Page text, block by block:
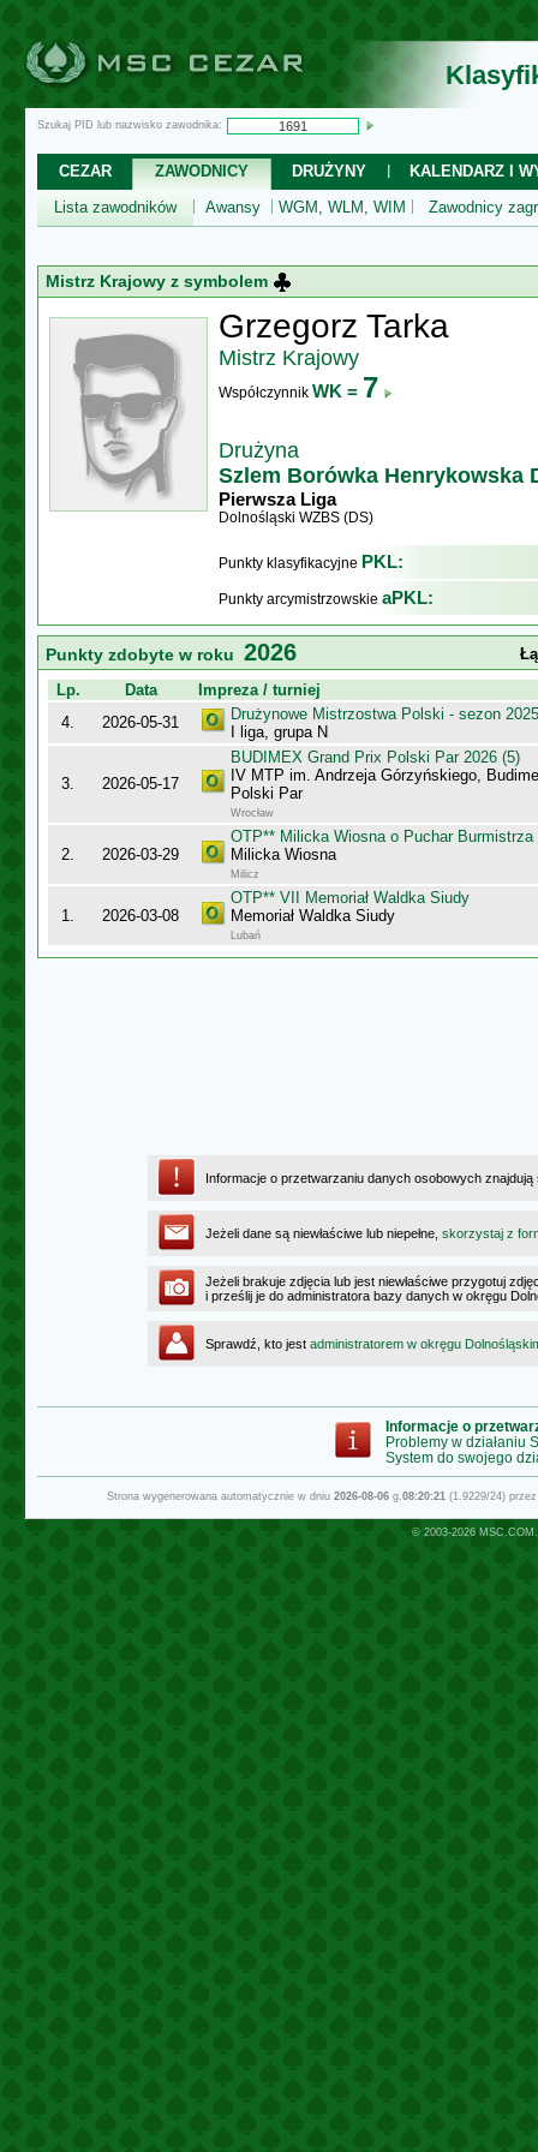
Szukaj PID lub nazwisko zawodnika:
CEZAR ZAWODNICY DRUŻYNY
KALENDARZ I
Lista zawodników
Awansy WGM, WLM, WIM Zawodnicy
Mistrz Krajowy z symbolem
Grzegorz Tarka
Mistrz Krajowy
Współczynnik WK = 7
Drużyna
Szlem Borówka Henrykowska
Pierwsza Liga
Dolnośląski WZBS (DS)
Punkty klasyfikacyjne PKL:
Punkty arcymistrzowskie aPKL:
Punkty zdobyte w roku 2026
Lp.
Data
Impreza / turniej
4.
2026-05-31
Drużynowe Mistrzostwa Polski - sezon
I liga, grupa N
3. 2026-05-17
BUDIMEX Grand Prix Polski Par 2026 (5)
IV MTP im. Andrzeja Górzyńskiego,
Polski Par
Wrocław
2. 2026-03-29
OTP** Milicka Wiosna o Puchar
Milicka Wiosna
Milicz
1. 2026-03-08
OTP** VII Memoriał Waldka Siudy
Memoriał Waldka Siudy
Lubań
Informacje o przetwarzaniu danych osobowych
Jeżeli dane są niewłaściwe lub niepełne, skorzystaj z
Jeżeli brakuje zdjęcia lub jest niewłaściwe przygotuj
i prześlij je do administratora bazy danych w okręgu
Sprawdź, kto jest administratorem w okręgu
Informacje o
Problemy w działaniu
System do swojego
Strona wygenerowana automatycznie w dniu 2026-08-06g.08:20:21(1.9229/24)
© 2003-2026